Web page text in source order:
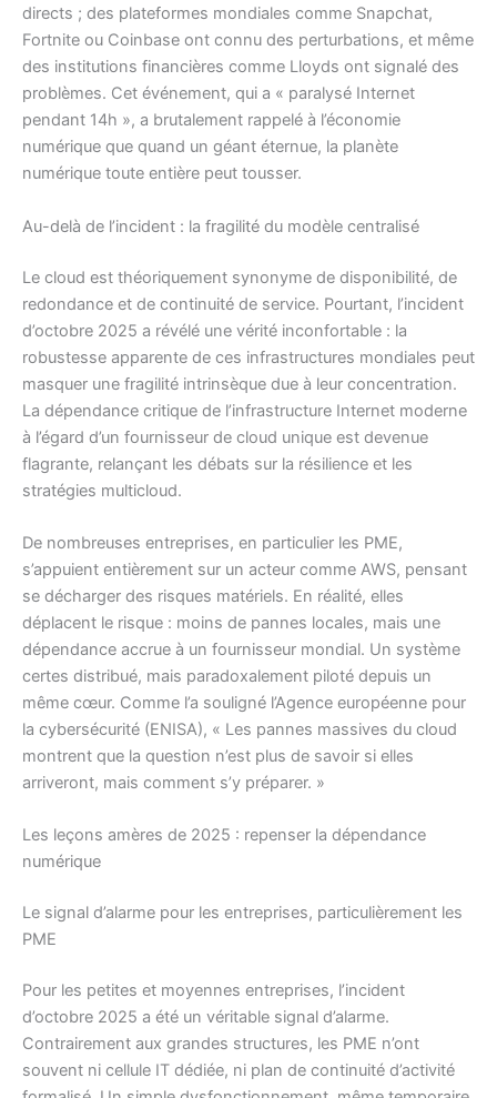
directs ; des plateformes mondiales comme Snapchat,
Fortnite ou Coinbase ont connu des perturbations, et même
des institutions financières comme Lloyds ont signalé des
problèmes. Cet événement, qui a « paralysé Internet
pendant 14h », a brutalement rappelé à l’économie
numérique que quand un géant éternue, la planète
numérique toute entière peut tousser.
Au-delà de l’incident : la fragilité du modèle centralisé
Le cloud est théoriquement synonyme de disponibilité, de
redondance et de continuité de service. Pourtant, l’incident
d’octobre 2025 a révélé une vérité inconfortable : la
robustesse apparente de ces infrastructures mondiales peut
masquer une fragilité intrinsèque due à leur concentration.
La dépendance critique de l’infrastructure Internet moderne
à l’égard d’un fournisseur de cloud unique est devenue
flagrante, relançant les débats sur la résilience et les
stratégies multicloud.
De nombreuses entreprises, en particulier les PME,
s’appuient entièrement sur un acteur comme AWS, pensant
se décharger des risques matériels. En réalité, elles
déplacent le risque : moins de pannes locales, mais une
dépendance accrue à un fournisseur mondial. Un système
certes distribué, mais paradoxalement piloté depuis un
même cœur. Comme l’a souligné l’Agence européenne pour
la cybersécurité (ENISA), « Les pannes massives du cloud
montrent que la question n’est plus de savoir si elles
arriveront, mais comment s’y préparer. »
Les leçons amères de 2025 : repenser la dépendance
numérique
Le signal d’alarme pour les entreprises, particulièrement les
PME
Pour les petites et moyennes entreprises, l’incident
d’octobre 2025 a été un véritable signal d’alarme.
Contrairement aux grandes structures, les PME n’ont
souvent ni cellule IT dédiée, ni plan de continuité d’activité